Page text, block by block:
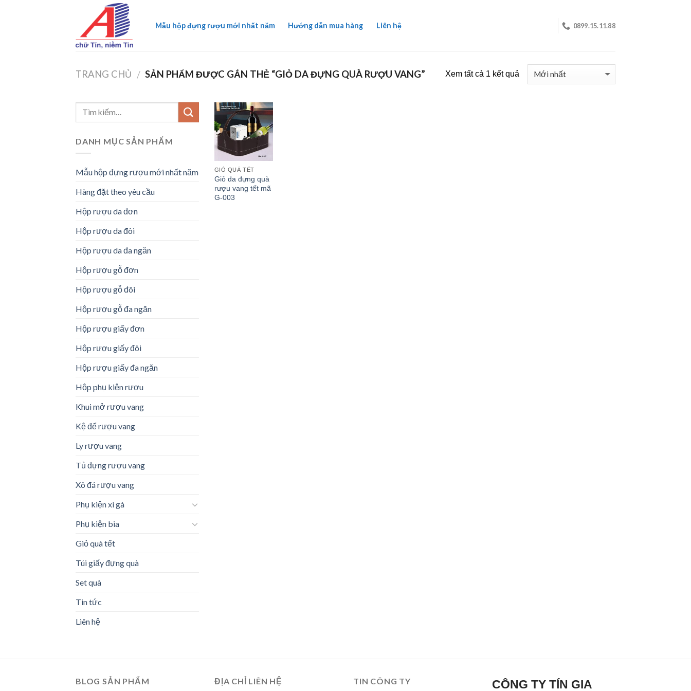
Mẫu hộp đựng rượu mới nhất năm Hướng dẫn mua hàng Liên hệ 0899.15.11.88
TRANG CHỦ / SẢN PHẨM ĐƯỢC GẮN THẺ “GIỎ DA ĐỰNG QUÀ RƯỢU VANG” Xem tất cả 1 kết quả
DANH MỤC SẢN PHẨM
Mẫu hộp đựng rượu mới nhất năm
Hàng đặt theo yêu cầu
Hộp rượu da đơn
Hộp rượu da đôi
Hộp rượu da đa ngăn
Hộp rượu gỗ đơn
Hộp rượu gỗ đôi
Hộp rượu gỗ đa ngăn
Hộp rượu giấy đơn
Hộp rượu giấy đôi
Hộp rượu giấy đa ngăn
Hộp phụ kiện rượu
Khui mở rượu vang
Kệ để rượu vang
Ly rượu vang
Tủ đựng rượu vang
Xô đá rượu vang
Phụ kiện xì gà
Phụ kiện bia
Giỏ quà tết
Túi giấy đựng quà
Set quà
Tin tức
Liên hệ
GIỎ QUÀ TẾT
Giỏ da đựng quà
rượu vang tết mã
G-003
BLOG SẢN PHẨM ĐỊA CHỈ LIÊN HỆ TIN CÔNG TY CÔNG TY TÍN GIA